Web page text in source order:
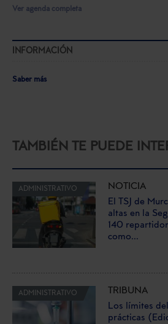
Ver agenda completa
INFORMACIÓN
Saber más
TAMBIÉN TE PUEDE
ADMINISTRATIVO
NOTICIA
El TSJ de
altas en la
140
como...
ADMINISTRATIVO
TRIBUNA
Los límites
prácticas